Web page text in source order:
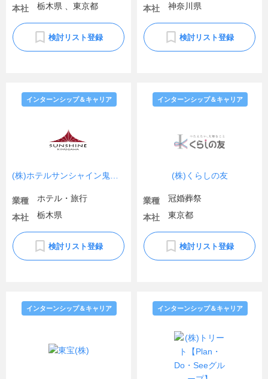
本社
栃木県 、東京都
検討リスト登録
本社
神奈川県
検討リスト登録
インターンシップ＆キャリア
業種
ホテル・旅行
本社
栃木県
検討リスト登録
(株)くらしの友
インターンシップ＆キャリア
業種
冠婚葬祭
本社
東京都
検討リスト登録
インターンシップ＆キャリア インターンシップ＆キャリア